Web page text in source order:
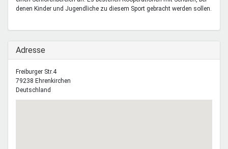
Demokratie & Beteiligung
denen Kinder und Jugendliche zu diesem Sport gebracht werden sollen.
Ausblenden
Adresse
Freiburger Str.4
79238 Ehrenkirchen
Deutschland